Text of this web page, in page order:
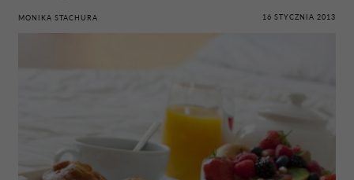
MONIKA STACHURA 16 STYCZNIA 2013